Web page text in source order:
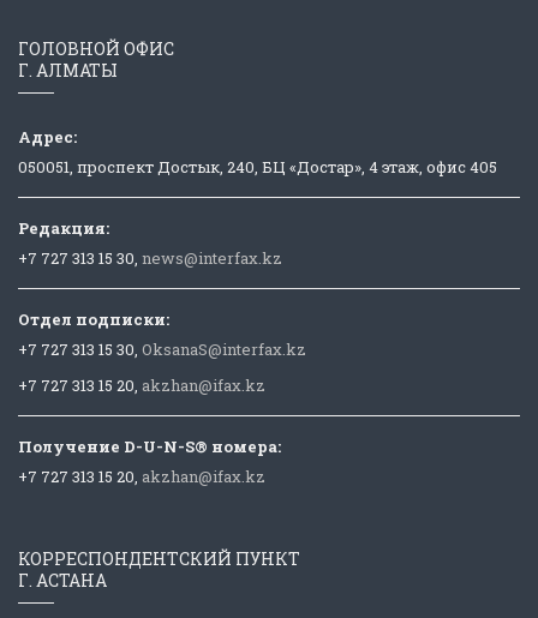
ГОЛОВНОЙ ОФИС
Г. АЛМАТЫ
Адрес:
050051, проспект Достык, 240, БЦ «Достар», 4 этаж, офис 405
Редакция:
+7 727 313 15 30, news@interfax.kz
Отдел подписки:
+7 727 313 15 30, OksanaS@interfax.kz
+7 727 313 15 20, akzhan@ifax.kz
Получение D-U-N-S® номера:
+7 727 313 15 20, akzhan@ifax.kz
КОРРЕСПОНДЕНТСКИЙ ПУНКТ
Г. АСТАНА